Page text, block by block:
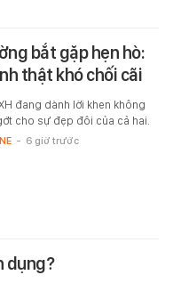
bắt gặp hẹn hò:
thật khó chối cãi
đang dành lời khen không
cho sự đẹp đôi của cả hai.
- 6 giờ trước
dụng?